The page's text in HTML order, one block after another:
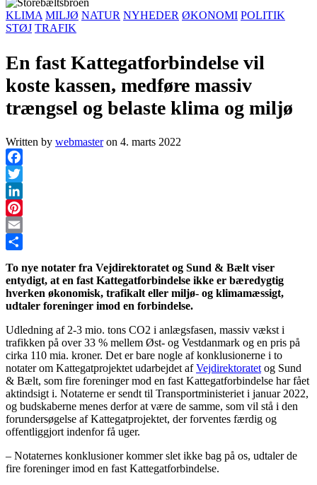
KLIMA MILJØ NATUR NYHEDER ØKONOMI POLITIK
STØJ TRAFIK
En fast Kattegatforbindelse vil
koste kassen, medføre massiv
trængsel og belaste klima og miljø
Written by webmaster on 4. marts 2022
Facebook
Twitter
LinkedIn
Pinterest
Email
To nye notater fra Vejdirektoratet og Sund & Bælt viser
entydigt, at en fast Kattegatforbindelse ikke er bæredygtig
hverken økonomisk, trafikalt eller miljø- og klimamæssigt,
udtaler foreninger imod en forbindelse.
Udledning af 2-3 mio. tons CO2 i anlægsfasen, massiv vækst i
trafikken på over 33 % mellem Øst- og Vestdanmark og en pris på
cirka 110 mia. kroner. Det er bare nogle af konklusionerne i to
notater om Kattegatprojektet udarbejdet afVejdirektoratet og Sund
& Bælt, som fire foreninger mod en fast Kattegatforbindelse har fået
aktindsigt i. Notaterne er sendt til Transportministeriet i januar 2022,
og budskaberne menes derfor at være de samme, som vil stå i den
forundersøgelse af Kattegatprojektet, der forventes færdig og
offentliggjort indenfor få uger.
– Notaternes konklusioner kommer slet ikke bag på os, udtaler de
fire foreninger imod en fast Kattegatforbindelse.